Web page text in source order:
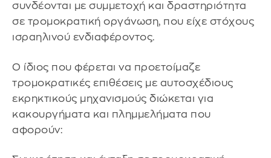
συνδέονται με συμμετοχή και δραστηριότητα
σε τρομοκρατική οργάνωση, που είχε στόχους
ισραηλινού ενδιαφέροντος.
Ο ίδιος που φέρεται να προετοίμαζε
τρομοκρατικές επιθέσεις με αυτοσχέδιους
εκρηκτικούς μηχανισμούς διώκεται για
κακουργήματα και πλημμελήματα που
αφορούν: